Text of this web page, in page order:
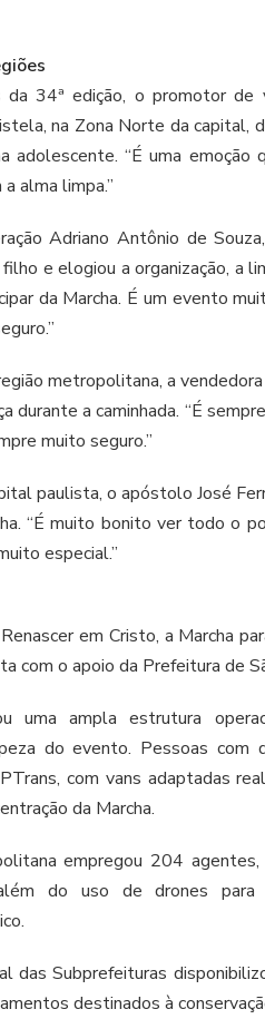
34ª edição, o promotor de
na Zona Norte da capital,
adolescente. “É uma emoção
alma limpa.”
Adriano Antônio de
e elogiou a organização, a
da Marcha. É um evento
metropolitana, a
durante a caminhada. “É
muito seguro.”
paulista, o apóstolo José
“É muito bonito ver todo o
especial.”
em Cristo, a Marcha
com o apoio da Prefeitura de
uma ampla estrutura
do evento. Pessoas com
com vans adaptadas
da Marcha.
empregou 204
do uso de drones para
das Subprefeituras
destinados à